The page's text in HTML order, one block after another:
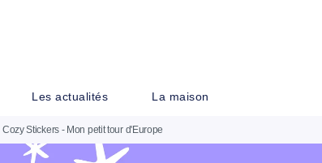
Les actualités La maison
Cozy Stickers - Mon petit tour d'Europe